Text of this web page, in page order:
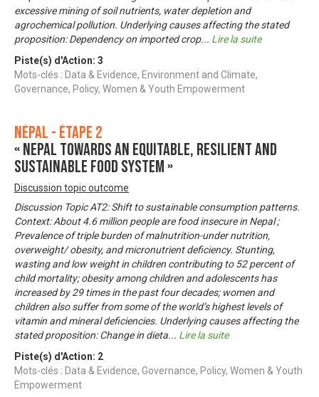
excessive mining of soil nutrients, water depletion and
agrochemical pollution. Underlying causes affecting the stated
proposition: Dependency on imported crop... Lire la suite
Piste(s) d'Action: 3
Mots-clés : Data & Evidence, Environment and Climate,
Governance, Policy, Women & Youth Empowerment
Népal - Étape 2
« Nepal towards an equitable, resilient and
sustainable food system »
Discussion topic outcome
Discussion Topic AT2: Shift to sustainable consumption patterns.
Context: About 4.6 million people are food insecure in Nepal ;
Prevalence of triple burden of malnutrition-under nutrition,
overweight/ obesity, and micronutrient deficiency. Stunting,
wasting and low weight in children contributing to 52 percent of
child mortality; obesity among children and adolescents has
increased by 29 times in the past four decades; women and
children also suffer from some of the world’s highest levels of
vitamin and mineral deficiencies. Underlying causes affecting the
stated proposition: Change in dieta... Lire la suite
Piste(s) d'Action: 2
Mots-clés : Data & Evidence, Governance, Policy, Women & Youth
Empowerment